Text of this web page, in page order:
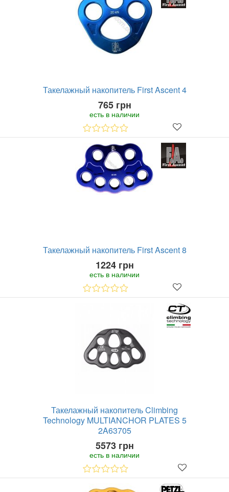
Такелажный накопитель First Ascent 4
765 грн
есть в наличии
Такелажный накопитель First Ascent 8
1224 грн
есть в наличии
Такелажный накопитель Climbing
Technology MULTIANCHOR PLATES 5
2A63705
5573 грн
есть в наличии